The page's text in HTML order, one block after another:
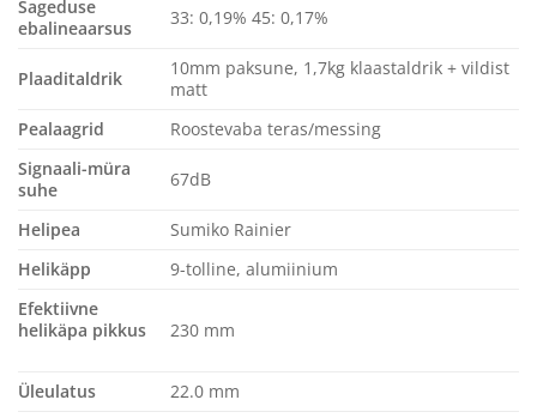
Sageduse
ebalineaarsus
33: 0,19% 45: 0,17%
Plaaditaldrik
10mm paksune, 1,7kg klaastaldrik + vildist
matt
Pealaagrid
Roostevaba teras/messing
Signaali-müra
suhe
67dB
Helipea
Sumiko Rainier
Helikäpp
9-tolline, alumiinium
Efektiivne
helikäpa pikkus
230 mm
Üleulatus
22.0 mm